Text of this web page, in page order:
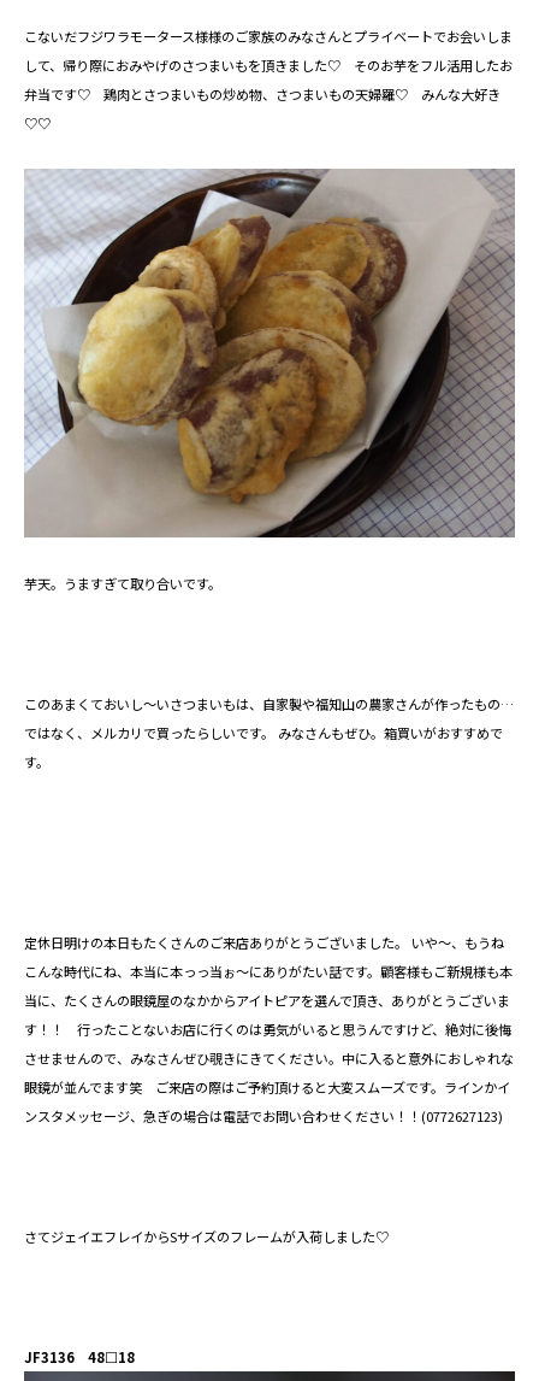
こないだフジワラモータース様様のご家族のみなさんとプライベートでお会いしま
して、帰り際におみやげのさつまいもを頂きました♡ そのお芋をフル活用したお
弁当です♡ 鶏肉とさつまいもの炒め物、さつまいもの天婦羅♡ みんな大好き
♡♡
芋天。うますぎて取り合いです。
このあまくておいし～いさつまいもは、自家製や福知山の農家さんが作ったもの…
ではなく、メルカリで買ったらしいです。 みなさんもぜひ。箱買いがおすすめで
す。
定休日明けの本日もたくさんのご来店ありがとうございました。 いや～、もうね
こんな時代にね、本当に本っっ当ぉ～にありがたい話です。顧客様もご新規様も本
当に、たくさんの眼鏡屋のなかからアイトピアを選んで頂き、ありがとうございま
す！！ 行ったことないお店に行くのは勇気がいると思うんですけど、絶対に後悔
させませんので、みなさんぜひ覗きにきてください。中に入ると意外におしゃれな
眼鏡が並んでます笑 ご来店の際はご予約頂けると大変スムーズです。ラインかイ
ンスタメッセージ、急ぎの場合は電話でお問い合わせください！！(0772627123)
さてジェイエフレイからSサイズのフレームが入荷しました♡
JF3136 48□18